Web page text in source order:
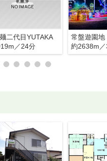
二代目YUTAKA
／24分
常盤遊園地
約2638m